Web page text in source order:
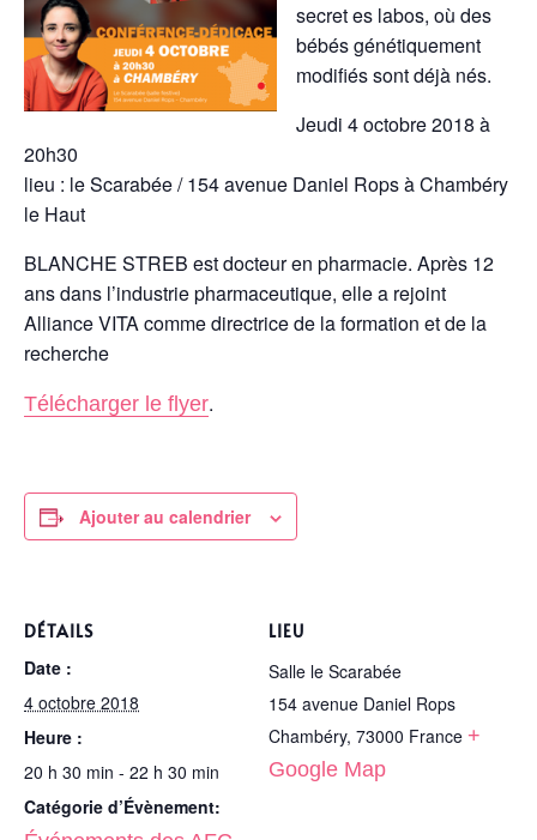
secret es labos, où des
bébés génétiquement
modifiés sont déjà nés.
Jeudi 4 octobre 2018 à
20h30
lieu : le Scarabée / 154 avenue Daniel Rops à Chambéry
le Haut
BLANCHE STREB est docteur en pharmacie. Après 12
ans dans l’industrie pharmaceutique, elle a rejoint
Alliance VITA comme directrice de la formation et de la
recherche
Télécharger le flyer.
Ajouter au calendrier
DÉTAILS
Date :
4 octobre 2018
Heure :
20 h 30 min - 22 h 30 min
Catégorie d’Évènement:
LIEU
Salle le Scarabée
154 avenue Daniel Rops
Chambéry, 73000 France +
Google Map